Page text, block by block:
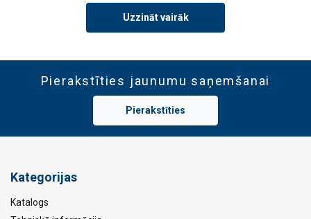
Uzzināt vairāk
Pierakstīties jaunumu saņemšanai
Pierakstīties
Kategorijas
Katalogs